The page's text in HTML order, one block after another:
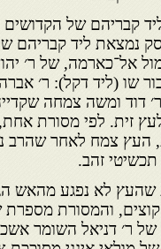
קבריהם של הקדושים
נמצאת ליד קבריהם
אל־כארמה, של ר׳
שו (ליד דקל): ר׳
דוד ומשה צמחה
זית. לפי מסורת
העץ צמח לאחר שהרב
זהב.
שהעץ לא נפגע מהאש
והמסורת מספרת
ר׳ דניאל השומר